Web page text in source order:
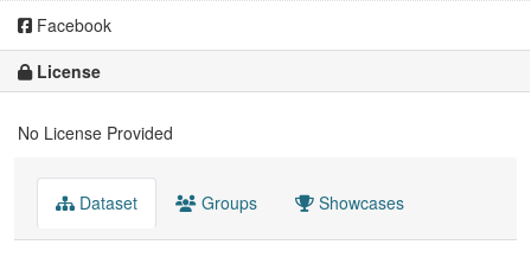
Facebook
License
No License Provided
Dataset Groups Showcases